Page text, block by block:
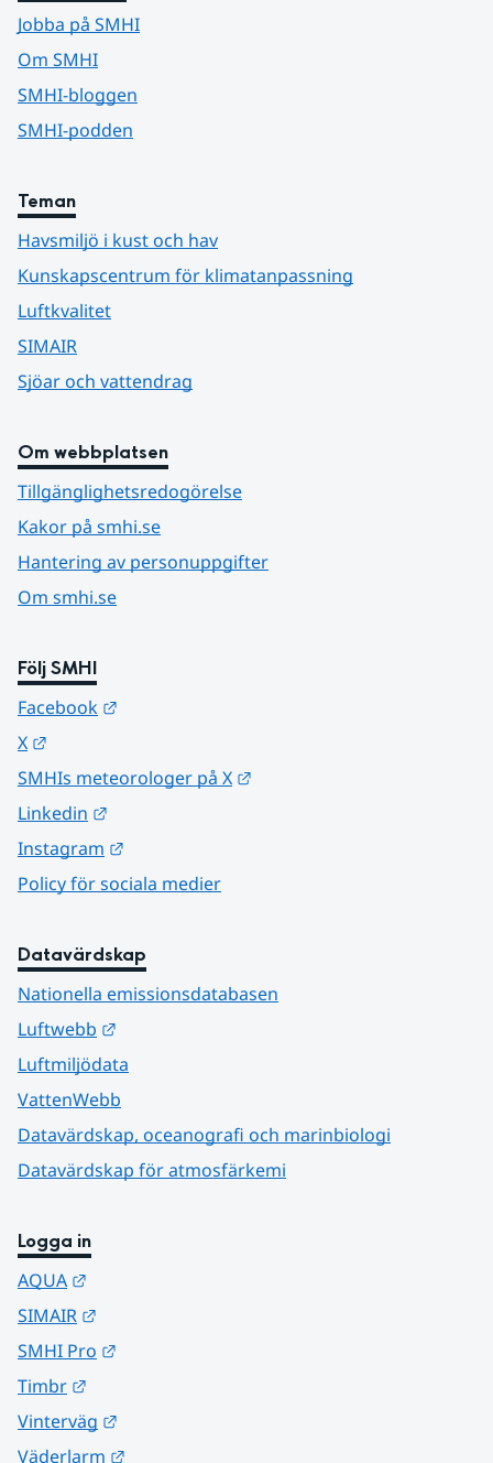
Jobba på SMHI
Om SMHI
SMHI-bloggen
SMHI-podden
Teman
Havsmiljö i kust och hav
Kunskapscentrum för klimatanpassning
Luftkvalitet
SIMAIR
Sjöar och vattendrag
Om webbplatsen
Tillgänglighetsredogörelse
Kakor på smhi.se
Hantering av personuppgifter
Om smhi.se
Följ SMHI
Facebook
X
SMHIs meteorologer på X
Linkedin
Instagram
Policy för sociala medier
Datavärdskap
Nationella emissionsdatabasen
Luftwebb
Luftmiljödata
VattenWebb
Datavärdskap, oceanografi och marinbiologi
Datavärdskap för atmosfärkemi
Logga in
AQUA
SIMAIR
SMHI Pro
Timbr
Vinterväg
Väderlarm